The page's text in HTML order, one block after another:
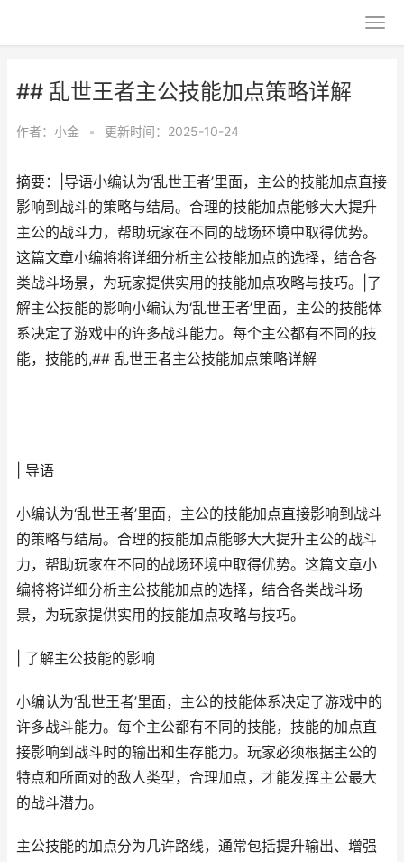
## 乱世王者主公技能加点策略详解
作者： 小金 • 更新时间：2025-10-24
摘要：|导语小编认为‘乱世王者’里面，主公的技能加点直接
影响到战斗的策略与结局。合理的技能加点能够大大提升
主公的战斗力，帮助玩家在不同的战场环境中取得优势。
这篇文章小编将将详细分析主公技能加点的选择，结合各
类战斗场景，为玩家提供实用的技能加点攻略与技巧。|了
解主公技能的影响小编认为‘乱世王者’里面，主公的技能体
系决定了游戏中的许多战斗能力。每个主公都有不同的技
能，技能的,## 乱世王者主公技能加点策略详解
| 导语
小编认为‘乱世王者’里面，主公的技能加点直接影响到战斗
的策略与结局。合理的技能加点能够大大提升主公的战斗
力，帮助玩家在不同的战场环境中取得优势。这篇文章小
编将将详细分析主公技能加点的选择，结合各类战斗场
景，为玩家提供实用的技能加点攻略与技巧。
| 了解主公技能的影响
小编认为‘乱世王者’里面，主公的技能体系决定了游戏中的
许多战斗能力。每个主公都有不同的技能，技能的加点直
接影响到战斗时的输出和生存能力。玩家必须根据主公的
特点和所面对的敌人类型，合理加点，才能发挥主公最大
的战斗潜力。
主公技能的加点分为几许路线，通常包括提升输出、增强